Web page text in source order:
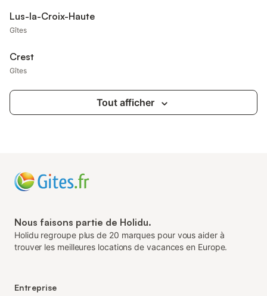
Lus-la-Croix-Haute
Gîtes
Crest
Gîtes
Tout afficher
Nous faisons partie de Holidu.
Holidu regroupe plus de 20 marques pour vous aider à
trouver les meilleures locations de vacances en Europe.
Entreprise